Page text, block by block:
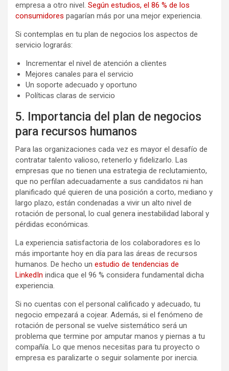
empresa a otro nivel. Según estudios, el 86 % de los
consumidores pagarían más por una mejor experiencia.
Si contemplas en tu plan de negocios los aspectos de
servicio lograrás:
Incrementar el nivel de atención a clientes
Mejores canales para el servicio
Un soporte adecuado y oportuno
Políticas claras de servicio
5. Importancia del plan de negocios
para recursos humanos
Para las organizaciones cada vez es mayor el desafío de
contratar talento valioso, retenerlo y fidelizarlo. Las
empresas que no tienen una estrategia de reclutamiento,
que no perfilan adecuadamente a sus candidatos ni han
planificado qué quieren de una posición a corto, mediano y
largo plazo, están condenadas a vivir un alto nivel de
rotación de personal, lo cual genera inestabilidad laboral y
pérdidas económicas.
La experiencia satisfactoria de los colaboradores es lo
más importante hoy en día para las áreas de recursos
humanos. De hecho un estudio de tendencias de
LinkedIn indica que el 96 % considera fundamental dicha
experiencia.
Si no cuentas con el personal calificado y adecuado, tu
negocio empezará a cojear. Además, si el fenómeno de
rotación de personal se vuelve sistemático será un
problema que termine por amputar manos y piernas a tu
compañía. Lo que menos necesitas para tu proyecto o
empresa es paralizarte o seguir solamente por inercia.